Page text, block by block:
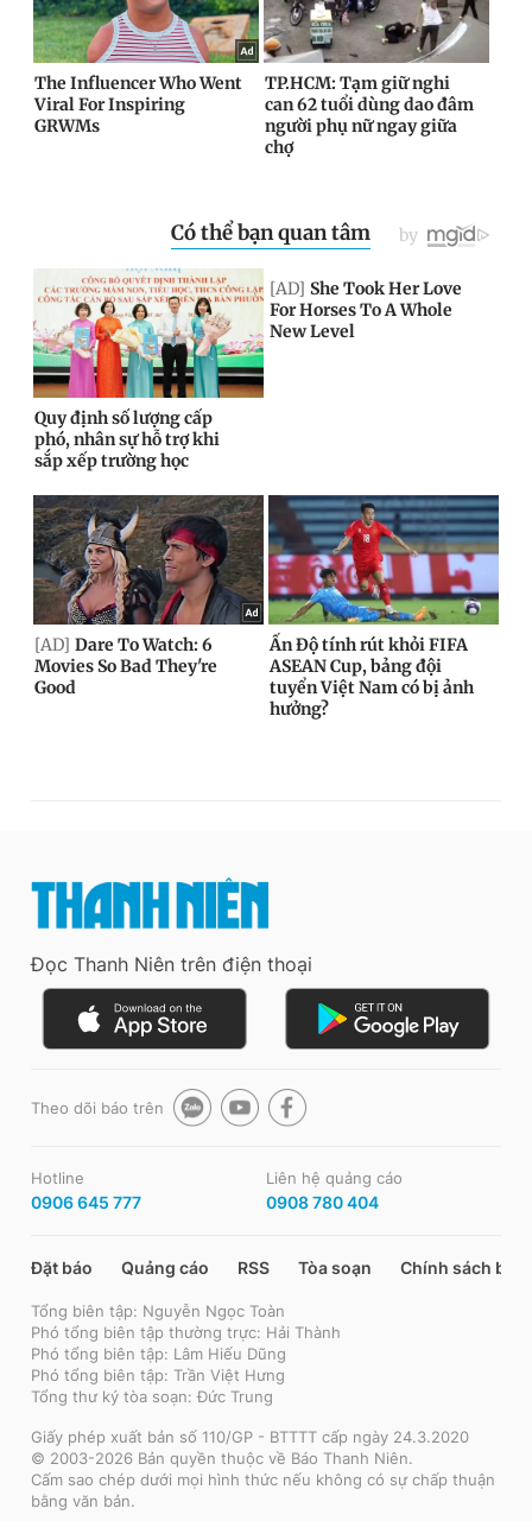
Đọc Thanh Niên trên điện thoại
Theo dõi báo trên
Hotline
0906 645 777
Liên hệ quảng cáo
0908 780 404
Đặt báo Quảng cáo RSS Tòa soạn Chính sách bảo
Tổng biên tập: Nguyễn Ngọc Toàn
Phó tổng biên tập thường trực: Hải Thành
Phó tổng biên tập: Lâm Hiếu Dũng
Phó tổng biên tập: Trần Việt Hưng
Tổng thư ký tòa soạn: Đức Trung
Giấy phép xuất bản số 110/GP - BTTTT cấp ngày 24.3.2020
© 2003-2026 Bản quyền thuộc về Báo Thanh Niên.
Cấm sao chép dưới mọi hình thức nếu không có sự chấp thuận
bằng văn bản.